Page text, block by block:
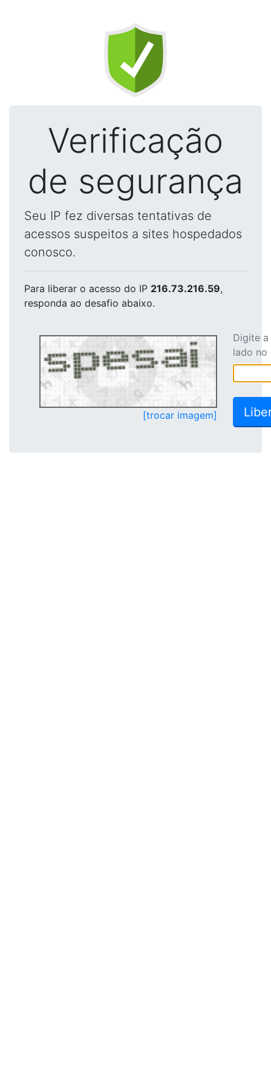
Verificação
de segurança
Seu IP fez diversas tentativas de
acessos suspeitos a sites hospedados
conosco.
Para liberar o acesso do IP 216.73.216.59,
responda ao desafio abaixo.
[trocar imagem]
Digite
lado no